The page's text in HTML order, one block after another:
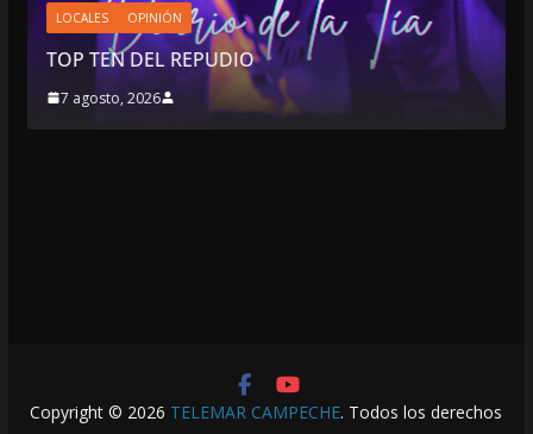
LOCALES OPINIÓN
TOP TEN DEL REPUDIO
7 agosto, 2026
Copyright © 2026 TELEMAR CAMPECHE. Todos los derechos